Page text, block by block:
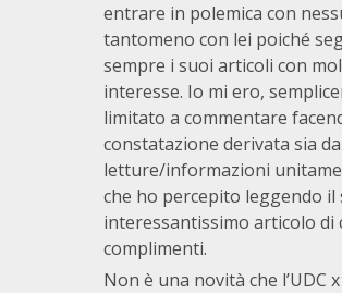
entrare in polemica con
tantomeno con lei poiché
sempre i suoi articoli con
interesse. Io mi ero,
limitato a commentare
constatazione derivata sia
letture/informazioni
che ho percepito leggendo il
interessantissimo articolo di
complimenti.
Non è una novità che l’UDC